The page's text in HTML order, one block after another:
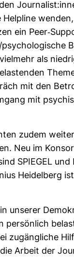
ein Peer-​
als
mit den
mit
zudem
Neu im
SPIEGEL
Hei­del­berg
unserer
per­sön­lich
zugäng­liche
Arbeit der